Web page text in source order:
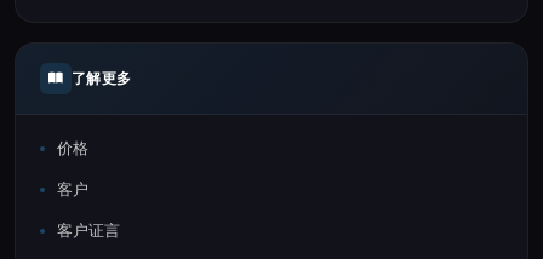
了解更多
价格
客户
客户证言